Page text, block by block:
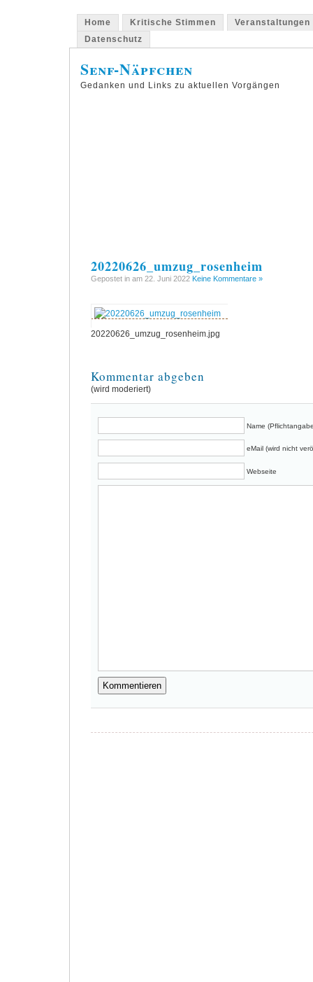
Home Kritische Stimmen
Veranstaltungen
Datenschutz
Senf-Näpfchen
Gedanken und Links zu aktuellen Vorgängen
20220626_umzug_rosenheim
Gepostet in am 22. Juni 2022 Keine Kommentare »
20220626_umzug_rosenheim.jpg
Kommentar abgeben
(wird moderiert)
Name
eMail (wird nicht
Webseite